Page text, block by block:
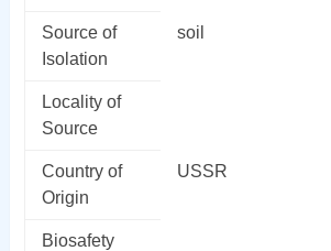
Source of
Isolation
soil
Locality of
Source
Country of
Origin
USSR
Biosafety